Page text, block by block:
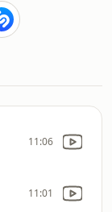
11:06
11:01